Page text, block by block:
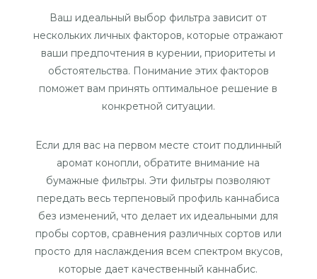
Ваш идеальный выбор фильтра зависит от
нескольких личных факторов, которые отражают
ваши предпочтения в курении, приоритеты и
обстоятельства. Понимание этих факторов
поможет вам принять оптимальное решение в
конкретной ситуации.
Если для вас на первом месте стоит подлинный
аромат конопли, обратите внимание на
бумажные фильтры. Эти фильтры позволяют
передать весь терпеновый профиль каннабиса
без изменений, что делает их идеальными для
пробы сортов, сравнения различных сортов или
просто для наслаждения всем спектром вкусов,
которые дает качественный каннабис.